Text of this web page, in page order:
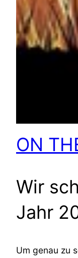
ON
Wir
Jahr
Um genau zu